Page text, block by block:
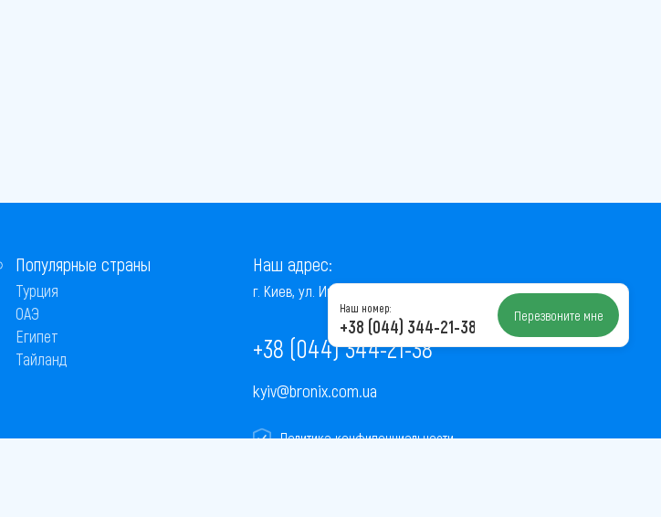
Популярные страны
Турция
ОАЭ
Египет
Тайланд
Наш адрес:
г. Киев, ул. Институтская, 22/7, оф. 41
+38 (044) 344-21-38
kyiv@bronix.com.ua
Политика конфиденциальности
Наш номер:
+38 (044) 344-21-38 Перезвоните мне